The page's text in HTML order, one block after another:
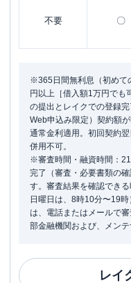
不要 〇
※365日間無利息（初めて
円以上［借入額1万円でも
の提出とレイクでの登録
Web申込み限定）契約額
通常金利適用。初回契約
併用不可。
※審査時間・融資時間：
完了（審査・必要書類の
す。審査結果を確認でき
日曜日は、8時10分〜19
は、電話またはメールで
部金融機関および、メンテ
レイ